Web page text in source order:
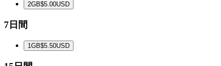
2GB$5.00USD
7日間
1 GB$5.50USD